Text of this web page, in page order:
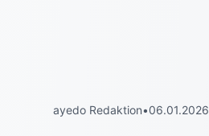
ayedo Redaktion•06.01.2026